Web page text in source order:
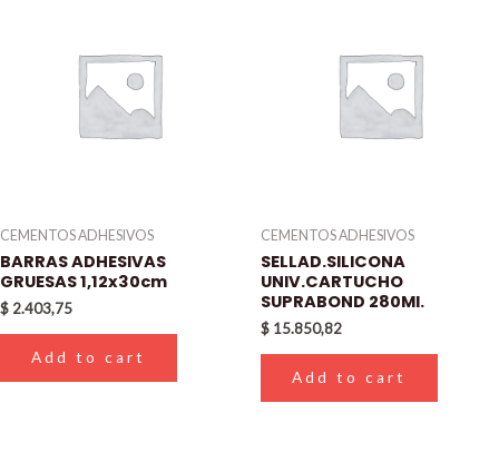
CEMENTOS ADHESIVOS
BARRAS ADHESIVAS
GRUESAS 1,12x30cm
$ 2.403,75
Add to cart
CEMENTOS ADHESIVOS
SELLAD.SILICONA
UNIV.CARTUCHO
SUPRABOND 280Ml.
$ 15.850,82
Add to cart